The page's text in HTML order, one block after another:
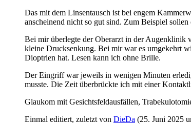
Das mit dem Linsentausch ist bei engem
anscheinend nicht so gut sind. Zum Beispiel
Bei mir überlegte der Oberarzt in der Augenklinik
kleine Drucksenkung. Bei mir war es umgekehrt
Dioptrien hat. Lesen kann ich ohne Brille.
Der Eingriff war jeweils in wenigen Minuten
musste. Die Zeit überbrückte ich mit einer
Glaukom mit Gesichtsfeldausfällen,
Einmal editiert, zuletzt von DieDa (25. Juni 2025